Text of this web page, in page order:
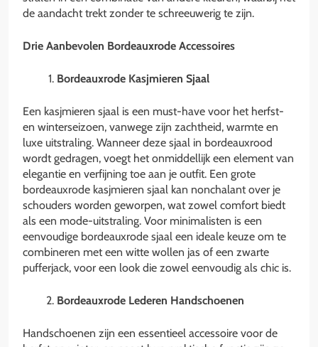
de aandacht trekt zonder te schreeuwerig te zijn.
Drie Aanbevolen Bordeauxrode Accessoires
Bordeauxrode Kasjmieren Sjaal
Een kasjmieren sjaal is een must-have voor het herfst-
en winterseizoen, vanwege zijn zachtheid, warmte en
luxe uitstraling. Wanneer deze sjaal in bordeauxrood
wordt gedragen, voegt het onmiddellijk een element van
elegantie en verfijning toe aan je outfit. Een grote
bordeauxrode kasjmieren sjaal kan nonchalant over je
schouders worden geworpen, wat zowel comfort biedt
als een mode-uitstraling. Voor minimalisten is een
eenvoudige bordeauxrode sjaal een ideale keuze om te
combineren met een witte wollen jas of een zwarte
pufferjack, voor een look die zowel eenvoudig als chic is.
Bordeauxrode Lederen Handschoenen
Handschoenen zijn een essentieel accessoire voor de